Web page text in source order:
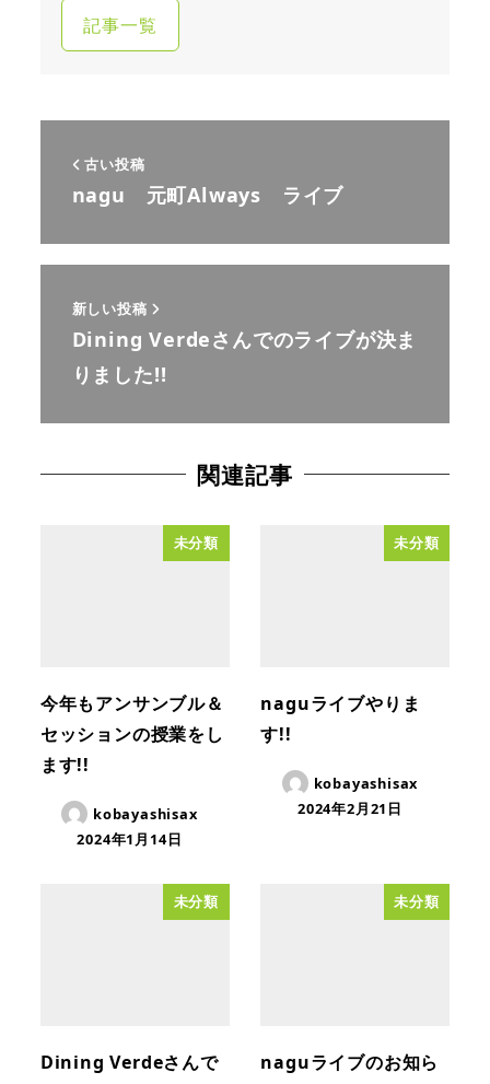
記事一覧
古い投稿
nagu 元町Always ライブ
新しい投稿
Dining Verdeさんでのライブが決ま
りました!!
関連記事
未分類
今年もアンサンブル＆
セッションの授業をし
ます!!
kobayashisax
2024年1月14日
未分類
naguライブやりま
す!!
kobayashisax
2024年2月21日
未分類
Dining Verdeさんで
未分類
naguライブのお知ら